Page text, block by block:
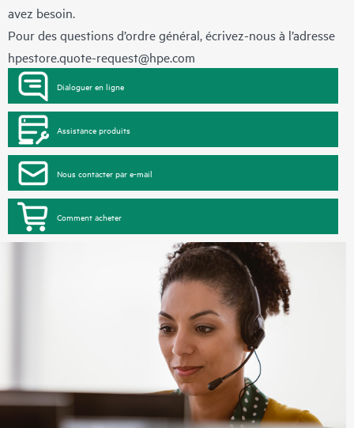
avez besoin.
Pour des questions d’ordre général, écrivez-nous à l’adresse
hpestore.quote-request@hpe.com
Dialoguer en ligne
Assistance produits
Nous contacter par e-mail
Comment acheter